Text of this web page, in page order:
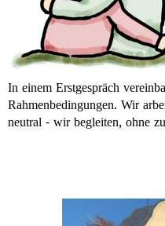
In einem Erstgespräch
Rahmenbedingungen. Wir
neutral - wir begleiten, ohne